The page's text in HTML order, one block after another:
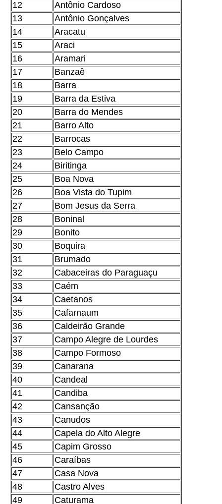
12
Antônio Cardoso
13
Antônio Gonçalves
14
Aracatu
15
Araci
16
Aramari
17
Banzaê
18
Barra
19
Barra da Estiva
20
Barra do Mendes
21
Barro Alto
22
Barrocas
23
Belo Campo
24
Biritinga
25
Boa Nova
26
Boa Vista do Tupim
27
Bom Jesus da Serra
28
Boninal
29
Bonito
30
Boquira
31
Brumado
32
Cabaceiras do Paraguaçu
33
Caém
34
Caetanos
35
Cafarnaum
36
Caldeirão Grande
37
Campo Alegre de Lourdes
38
Campo Formoso
39
Canarana
40
Candeal
41
Candiba
42
Cansanção
43
Canudos
44
Capela do Alto Alegre
45
Capim Grosso
46
Caraíbas
47
Casa Nova
48
Castro Alves
49
Caturama